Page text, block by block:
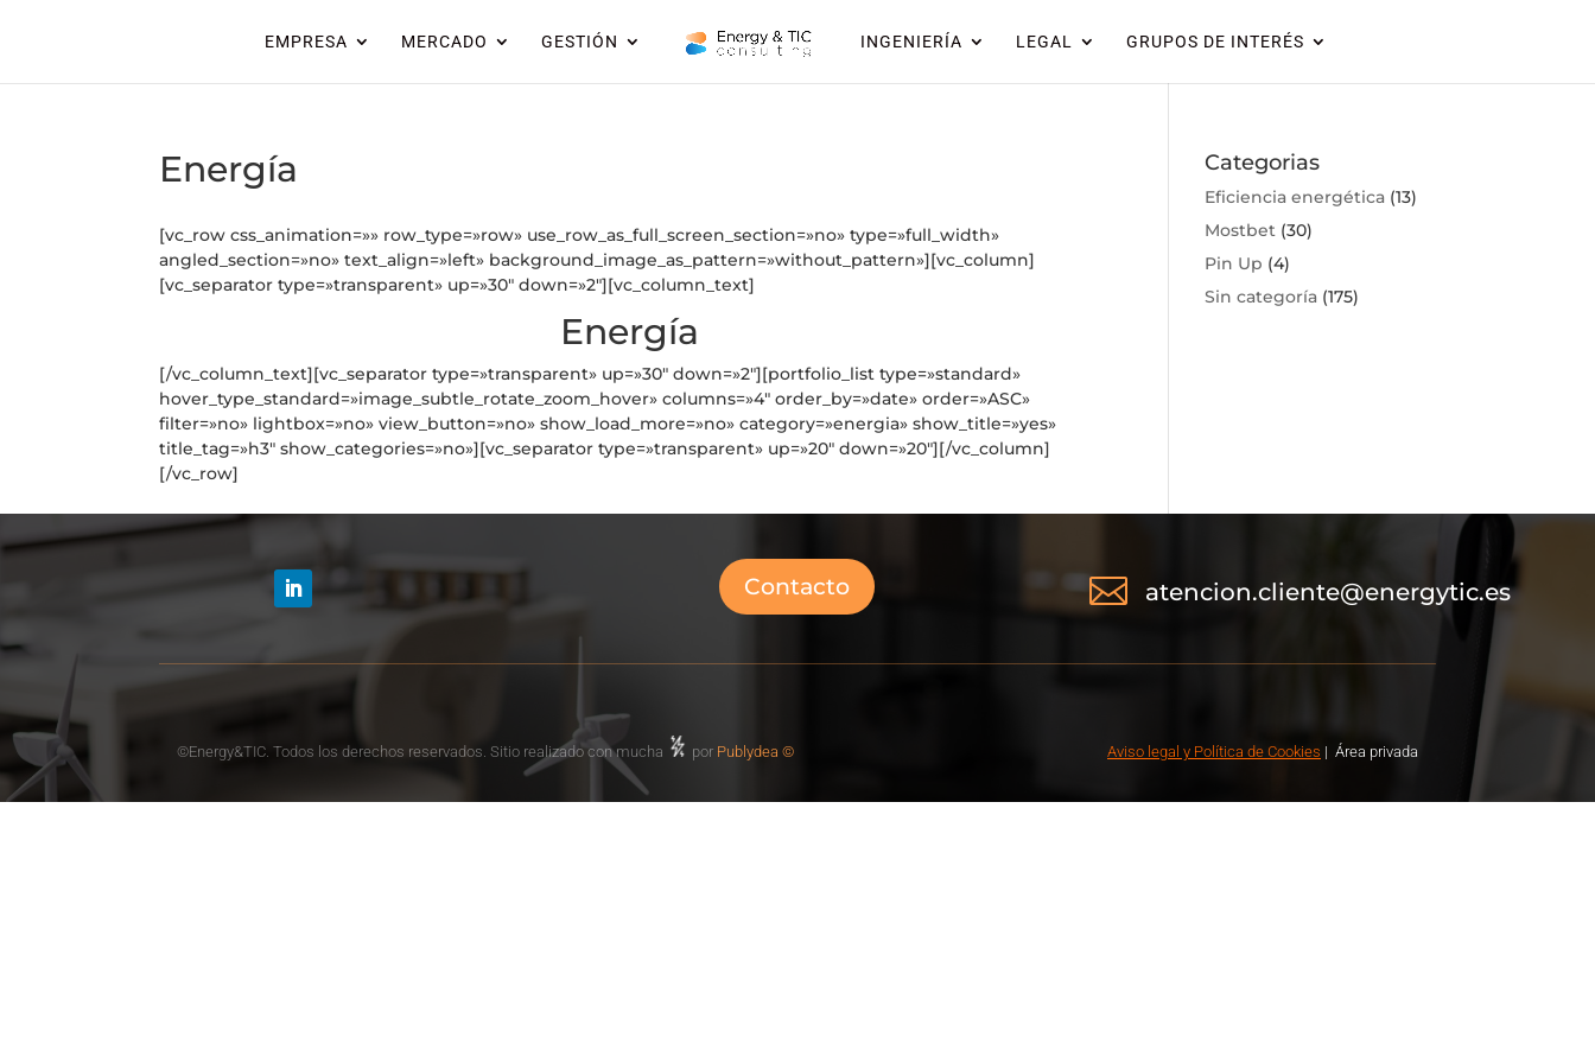
EMPRESA MERCADO GESTIÓN INGENIERÍA LEGAL GRUPOS DE INTERÉS
Energía
[vc_row css_animation=»» row_type=»row» use_row_as_full_screen_section=»no» type=»full_width»
angled_section=»no» text_align=»left» background_image_as_pattern=»without_pattern»][vc_column]
[vc_separator type=»transparent» up=»30″ down=»2″][vc_column_text]
Energía
[/vc_column_text][vc_separator type=»transparent» up=»30″ down=»2″][portfolio_list type=»standard»
hover_type_standard=»image_subtle_rotate_zoom_hover» columns=»4″ order_by=»date» order=»ASC»
filter=»no» lightbox=»no» view_button=»no» show_load_more=»no» category=»energia» show_title=»yes»
title_tag=»h3″ show_categories=»no»][vc_separator type=»transparent» up=»20″ down=»20″][/vc_column]
[/vc_row]
Categorias
Eficiencia energética (13)
Mostbet (30)
Pin Up (4)
Sin categoría (175)
Contacto  atencion.cliente@energytic.es
©Energy&TIC. Todos los derechos reservados. Sitio realizado con mucha por Publydea © Aviso legal y Política de Cookies | Área privada